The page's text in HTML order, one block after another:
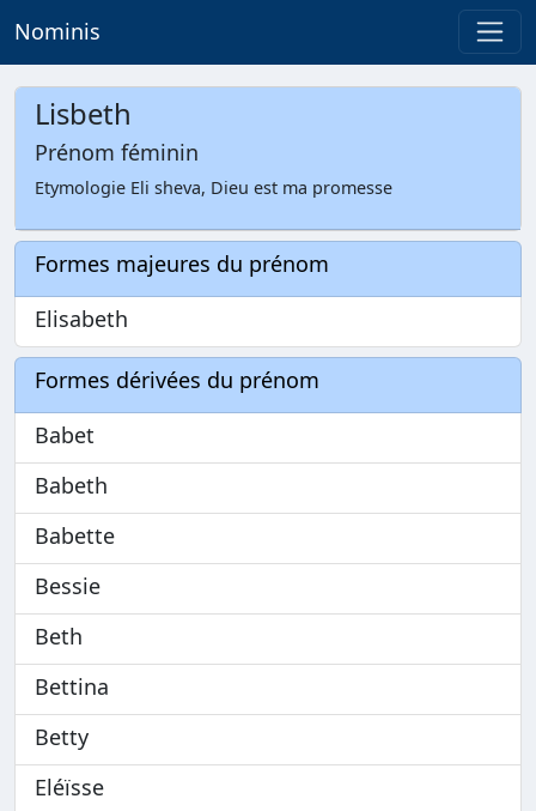
Nominis
Lisbeth
Prénom féminin
Etymologie Eli sheva, Dieu est ma promesse
Formes majeures du prénom
Elisabeth
Formes dérivées du prénom
Babet
Babeth
Babette
Bessie
Beth
Bettina
Betty
Eléïsse